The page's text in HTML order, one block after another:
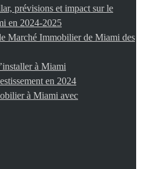
prévisions et impact sur le
en 2024-2025
Marché Immobilier de Miami des
à Miami
en 2024
à Miami avec